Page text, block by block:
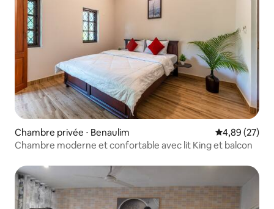
Chambre privée ⋅ Benaulim Évaluation
4,89 (27)
Chambre moderne et confortable avec lit King et balcon